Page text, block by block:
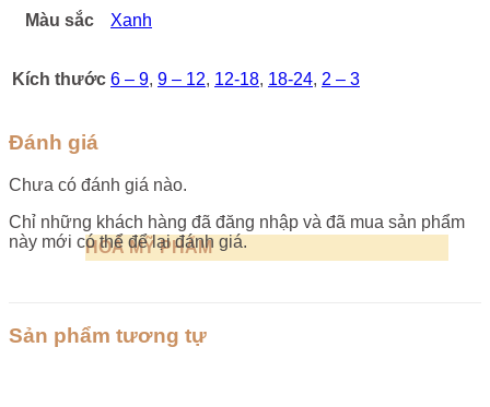
HOÁ MỸ PHẨM
Màu sắc Xanh
Kích thước 6 – 9, 9 – 12, 12-18, 18-24, 2 – 3
Đánh giá
Chưa có đánh giá nào.
Chỉ những khách hàng đã đăng nhập và đã mua sản phẩm
này mới có thể để lại đánh giá.
Sản phẩm tương tự